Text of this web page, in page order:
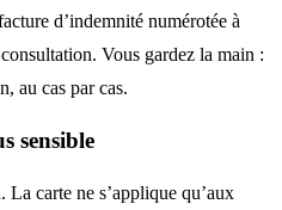
d’indemnité numérotée à
Vous gardez la main :
au cas par cas.
sensible
La carte ne s’applique qu’aux